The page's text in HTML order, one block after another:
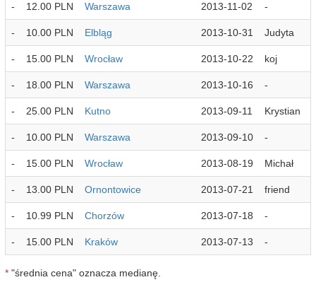
- 12.00 PLN Warszawa 2013-11-02 -
- 10.00 PLN Elbląg 2013-10-31 Judyta
- 15.00 PLN Wrocław 2013-10-22 koj
- 18.00 PLN Warszawa 2013-10-16 -
- 25.00 PLN Kutno 2013-09-11 Krystian
- 10.00 PLN Warszawa 2013-09-10 -
- 15.00 PLN Wrocław 2013-08-19 Michał
- 13.00 PLN Ornontowice 2013-07-21 friend
- 10.99 PLN Chorzów 2013-07-18 -
- 15.00 PLN Kraków 2013-07-13 -
* "średnia cena" oznacza medianę.